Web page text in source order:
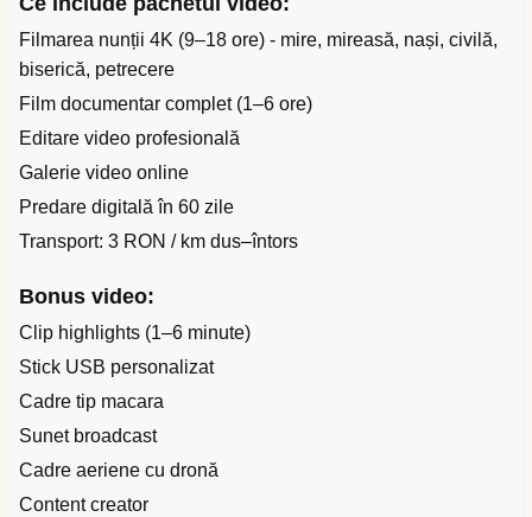
Filmarea nunții 4K (9–18 ore) - mire, mireasă, nași, civilă,
biserică, petrecere
Film documentar complet (1–6 ore)
Editare video profesională
Galerie video online
Predare digitală în 60 zile
Transport: 3 RON / km dus–întors
Bonus video:
Clip highlights (1–6 minute)
Stick USB personalizat
Cadre tip macara
Sunet broadcast
Cadre aeriene cu dronă
Content creator